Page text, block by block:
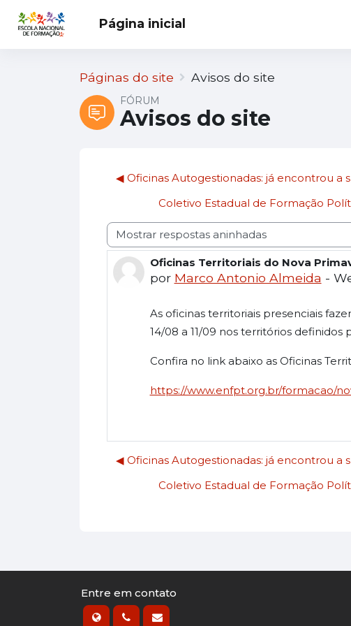
Página inicial
Páginas do site Avisos do site
FÓRUM
Avisos do site
◀︎ Oficinas Autogestionadas: já encontrou a
Coletivo Estadual de Formação
Modo de visualização
Oficinas Territoriais do Nova
por Marco Antonio Almeida -
Número de respostas: 0
As oficinas territoriais presenciais
14/08 a 11/09 nos territórios
Confira no link abaixo as Oficinas
https://www.enfpt.org.br/formacao/
◀︎ Oficinas Autogestionadas: já encontrou a
Coletivo Estadual de Formação
Entre em contato